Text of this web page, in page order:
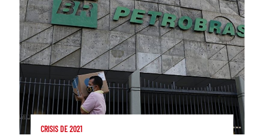
CRISIS DE 2021